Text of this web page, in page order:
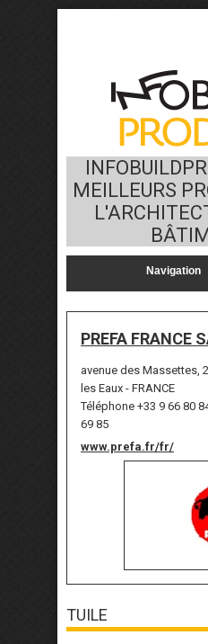
MEILLEURS
PREFA FRANCE
avenue des Massettes,
les Eaux - FRANCE
Téléphone +33 9 66 80
69 85
www.prefa.fr/fr/
TUILE